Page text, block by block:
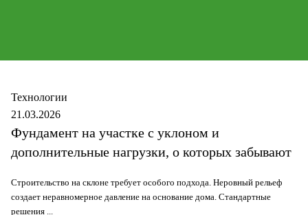
Технологии
21.03.2026
Фундамент на участке с уклоном и
дополнительные нагрузки, о которых забывают
Строительство на склоне требует особого подхода. Неровный рельеф
создает неравномерное давление на основание дома. Стандартные
решения ...